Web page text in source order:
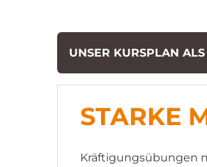
UNSER KURSPLAN
STARKE
Kräftigungsübungen